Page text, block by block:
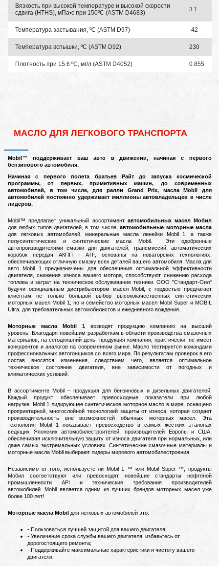
Вязкость при высокой температуре и высокой скорости
сдвига (HTHS), мПа•с при 150ºC (ASTM D4683)
3.1
Температура застывания, ºC (ASTM D97) -42
Температура вспышки, ºC (ASTM D92) 230
Плотность при 15.6 ºC, мг/л (ASTM D4052) 0.855
МАСЛО ДЛЯ ЛЕГКОВОГО ТРАНСПОРТА
Mobil™ поддерживает ваш авто в движении, начиная с первого
бензинового автомобиля.
Начиная с первого полета братьев Райт до запуска космической
программы, от первых, примитивных машин, до современных
автомобилей, в том числе, для ралли Grand Prix, масла Mobil для
автомобилей постоянно удерживает миллионы автовладельцев в числе
лидеров.
Mobil™ предлагает уникальный ассортимент автомобильных масел Мобил
для любых типов двигателей, в том числе,автомобильные моторные масла
для легковых автомобилей, минеральные масла линейки Mobil 1, а также
полусинтетические и синтетические масла Mobil.Эти одобренные
автопроизводителями смазки для двигателей, трансмиссий, автоматических
коробок передач АКПП - ATF, основаны на новаторских технологиях,
обеспечивающих отличную смазку всех деталей вашего автомобиля. Масла для
авто Mobil 1 предназначены для обеспечения оптимальной эффективности
двигателя, снижения износа вашего мотора, способствуют снижению расхода
топлива и затрат на техническое обслуживание техники.ООО "Стандарт-Оил"
будучи официальным дистрибьютором масел Mobil, с гордостью предлагает
клиентам не только большой выбор высококачественных синтетических
моторных масел Mobil 1, но и семейство моторных масел Mobil Super и MOBIL
Ultra, для требовательных автомобилистов и ежедневного вождения.
Моторные масла Mobil 1возводят продукцию компанию на высший
уровень. Благодаря новейшим разработкам в области производства смазочных
материалов, на сегодняшний день, продукция компании, практически, не имеет
конкурентов и аналогов на современном рынке.
Масло тестируется командами
профессиональных автогонщиков со всего мира. По результатам проверок в его
состав вносятся изменения, следствием чего, является оптимальное
техническое состояние двигателя, вне зависимости от погодных и
климатических условий.
В ассортименте Mobil – продукция для бензиновых и дизельных двигателей.
Каждый продукт обеспечивает превосходные показатели при любой
нагрузке. Mobil 1 лидирующее синтетическое моторное масло в мире, оснащено
проприетарной, многослойной технологией защиты от износа, которая создает
производительность вне возможностей обычных моторных масел. Эта
технология Mobil 1 показывает превосходство в самых жестких эталонах
ведущих Японских автомобилестроителей, производителей Европы и США,
обеспечивая исключительную защиту от износа двигателя при нормальных, или
даже самых экстремальных условиях.Синтетические смазочные материалы и
моторные масла Mobil выбирают лидеры мирового автомобилестроения.
Независимо от того, используете ли Mobil 1 ™ или Mobil Super ™, продукты
Мобил соответствуют или превосходят новейшие стандарты нефтяной
промышленности API и технические требования производителей
автомобилей.Mobil является одним из лучших брендов моторных масел уже
более 100 лет!
Моторные масла Mobil для легковых автомобилей это:
Пользоваться лучшей защитой для вашего двигателя;
Увеличение срока службы вашего двигателя, избавьтесь от
дорогостоящего ремонта;
Поддерживайте максимальные характеристики и чистоту вашего
двигателя.